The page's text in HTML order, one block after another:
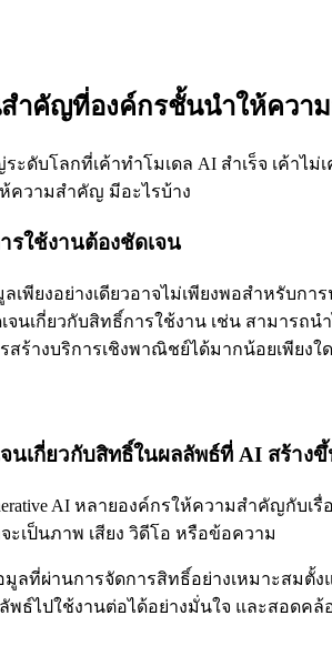
สำคัญที่องค์กรชั้นนำให้ควา
ดับโลกที่เค้าทำโมเดล AI สำเร็จ เค้าไม่
ความสำคัญ มีอะไรบ้าง
รใช้งานต้องชัดเจน
ลเพียงอย่างเดียวอาจไม่เพียงพอสำหรับ
จนเกี่ยวกับสิทธิ์การใช้งาน เช่น สามารถ
สร้างบริการเชิงพาณิชย์ได้มากน้อยเพียงใ
นเกี่ยวกับสิทธิ์ในผลลัพธ์ที่ AI สร้าง
AI หลายองค์กรให้ความสำคัญกับเ
ะเป็นภาพ เสียง วิดีโอ หรือข้อความ
มูลที่ผ่านการจัดการสิทธิ์อย่างเหมาะสม
พธ์ไปใช้งานต่อได้อย่างมั่นใจ และสอดค